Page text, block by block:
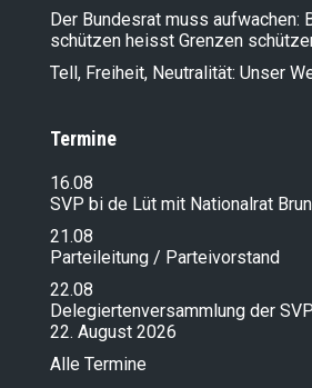
Der Bundesrat muss aufwachen:
schützen heisst Grenzen
Tell, Freiheit, Neutralität: Unser
Termine
16.08
SVP bi de Lüt mit Nationalrat
21.08
Parteileitung / Parteivorstand
22.08
Delegiertenversammlung der
22. August 2026
Alle Termine